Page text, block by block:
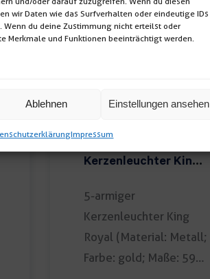
wir Daten wie das Surfverhalten oder eindeutige IDs
Wenn du deine Zustimmung nicht erteilst oder
Merkmale und Funktionen beeinträchtigt werden.
Ablehnen Einstellungen ansehen
Impressum
Kerzenleuchter King
5-armiger
Kerzenleuchter King
Royal (Material: Metall;
Farbe: gold; Maße: 59